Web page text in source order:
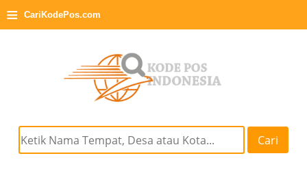
≡ CariKodePos.com
Cari